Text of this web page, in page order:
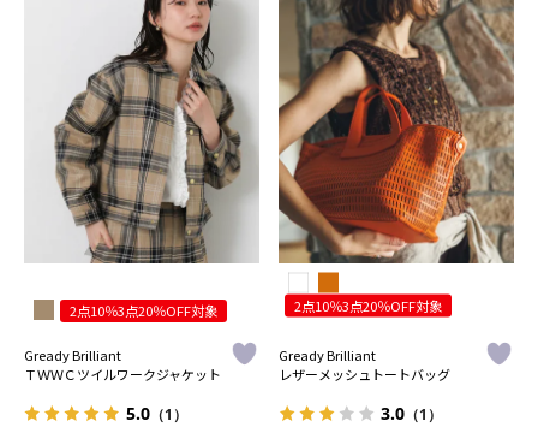
2点10％3点20％OFF対象
Gready Brilliant
ＴＷＷＣツイルワークジャケット
5.0 （1）
2点10％3点20％OFF対象
Gready Brilliant
レザーメッシュトートバッグ
3.0 （1）